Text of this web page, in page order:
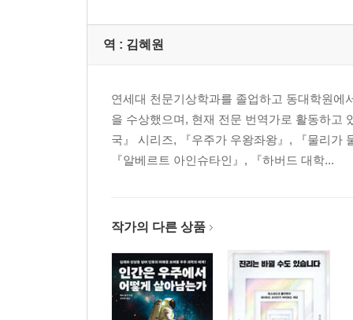
역 : 김혜원
연세대 천문기상학과를 졸업하고 동대학원
을 수상했으며, 현재 전문 번역가로 활동하고
국』 시리즈, 『우주가 우왕좌왕』, 『물리가
『알베르트 아인슈타인』, 『하버드 대학...
작가의 다른 상품